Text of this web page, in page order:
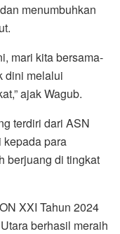
menumbuhkan
mari kita bersama-
dini melalui
ajak Wagub.
terdiri dari ASN
kepada para
berjuang di tingkat
XXI Tahun 2024
berhasil meraih